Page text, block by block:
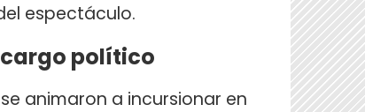
espectáculo.
político
animaron a incursionar en